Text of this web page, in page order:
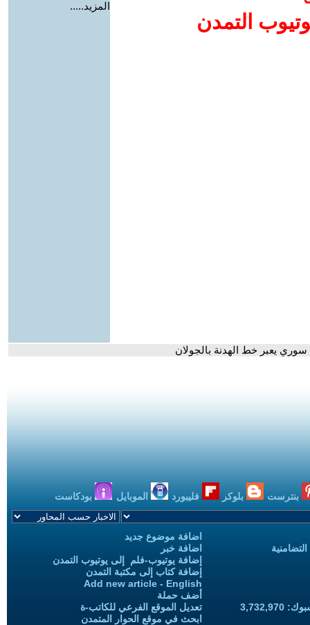
التمدن
المزيد.....
يعبر خط الهدنة بالجولان
بنترست بلوكر فليبورد الموبايل بودكاست
اضافة موضوع جديد
اضافة خبر
إضافة يوتيوب-فلم إلى يوتيوب التمدن
إضافة كتاب إلى مكتبة التمدن
Add new article - English
أضف حملة
تعديل الموقع الفرعي للكاتب-ة
ابحث في موقع الحوار المتمدن